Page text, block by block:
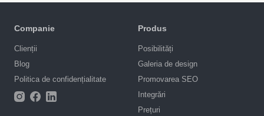
Companie
Clienții
Blog
Politica de confidențialitate
Produs
Posibilități
Galeria de design
Promovarea SEO
Integrări
Prețuri